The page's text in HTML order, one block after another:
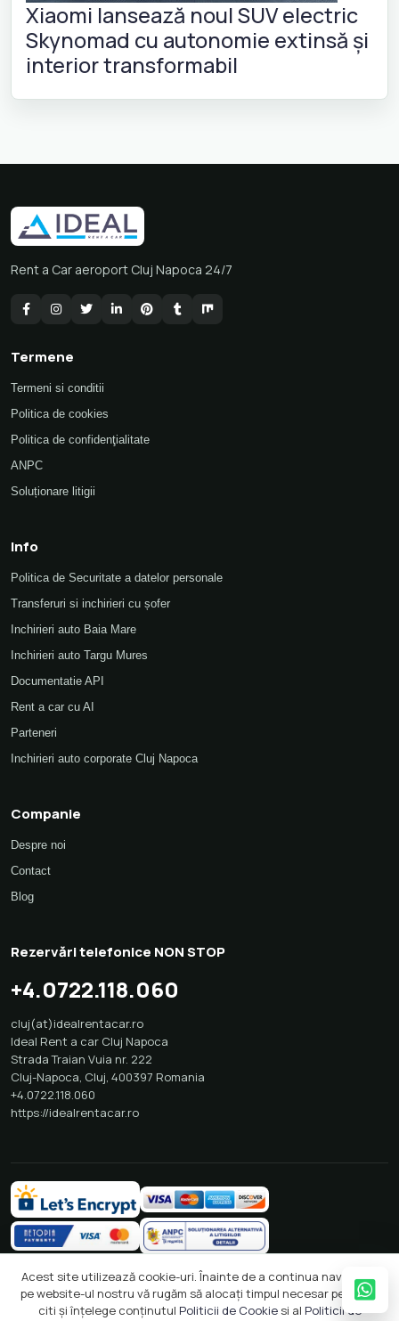
Xiaomi lansează noul SUV electric
Skynomad cu autonomie extinsă și
interior transformabil
Rent a Car aeroport Cluj Napoca 24/7
Termene
Termeni si conditii
Politica de cookies
Politica de confidenţialitate
ANPC
Soluționare litigii
Info
Politica de Securitate a datelor personale
Transferuri si inchirieri cu șofer
Inchirieri auto Baia Mare
Inchirieri auto Targu Mures
Documentatie API
Rent a car cu AI
Parteneri
Inchirieri auto corporate Cluj Napoca
Companie
Despre noi
Contact
Blog
Rezervări telefonice NON STOP
+4.0722.118.060
cluj(at)idealrentacar.ro
Ideal Rent a car Cluj Napoca
Strada Traian Vuia nr. 222
Cluj-Napoca, Cluj, 400397 Romania
+4.0722.118.060
https://idealrentacar.ro
Acest site utilizează cookie-uri. Înainte de a continua navigarea
pe website-ul nostru vă rugăm să alocați timpul necesar pentru a
citi și înțelege conținutul Politicii de Cookiesi al Politicii de